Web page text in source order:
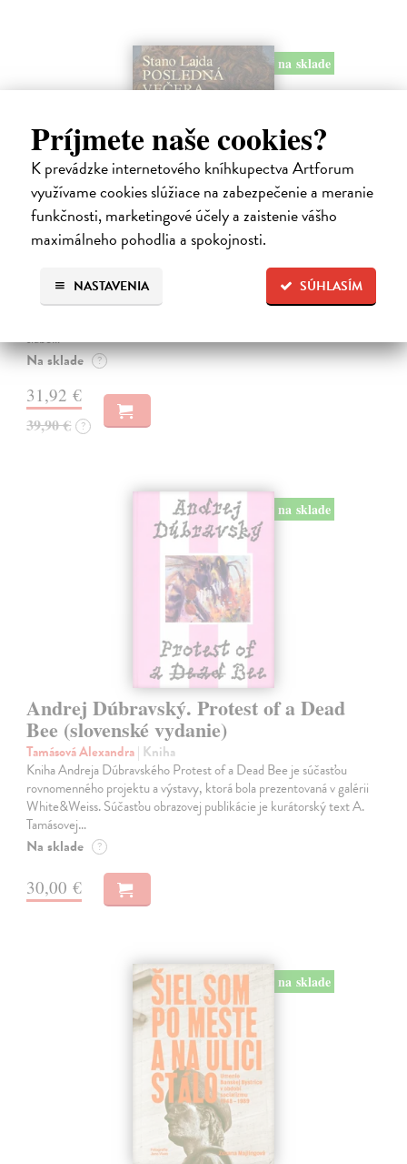
Príjmete naše cookies?
K prevádzke internetového kníhkupectva Artforum
využívame cookies slúžiace na zabezpečenie a meranie
funkčnosti, marketingové účely a zaistenie vášho
maximálneho pohodlia a spokojnosti.
SÚHLASÍM
NASTAVENIA
na sklade
Posledná večera Leonarda z Vinci
Stano Lajda je súčasný slovenský maliar, ktorý niekoľko rokov
systematicky pracoval na rekonštrukcii ikonickej Poslednej večere,
slabé…
Na sklade ?
31,92 €
39,90 € ?
na sklade
Andrej Dúbravský. Protest of a Dead
Bee (slovenské vydanie)
Tamásová Alexandra| Kniha
Kniha Andreja Dúbravského Protest of a Dead Bee je súčasťou
rovnomenného projektu a výstavy, ktorá bola prezentovaná v galérii
White&Weiss. Súčasťou obrazovej publikácie je kurátorský text A.
Tamásovej…
Na sklade ?
30,00 €
na sklade